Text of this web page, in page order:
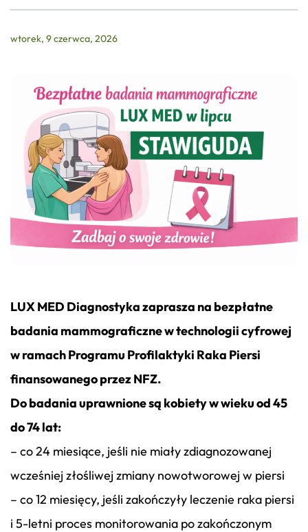
wtorek, 9 czerwca, 2026
LUX MED Diagnostyka zaprasza na bezpłatne
badania mammograficzne w technologii cyfrowej
w ramach Programu Profilaktyki Raka Piersi
finansowanego przez NFZ.
Do badania uprawnione są kobiety w wieku od 45
do 74 lat:
– co 24 miesiące, jeśli nie miały zdiagnozowanej
wcześniej złośliwej zmiany nowotworowej w piersi
– co 12 miesięcy, jeśli zakończyły leczenie raka piersi
i 5-letni proces monitorowania po zakończonym